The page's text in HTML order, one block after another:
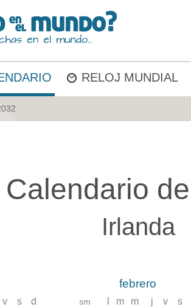
RELOJ MUNDIAL
Calendario
Irlanda
v s d
febrero
sm m m j v s